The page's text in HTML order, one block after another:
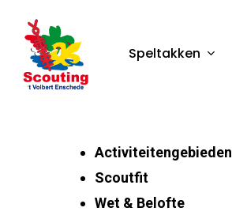
content
Speltakken
Activiteitengebieden
Scoutfit
Wet & Belofte